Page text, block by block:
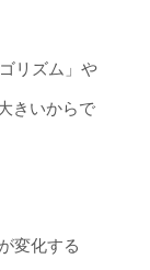
リズム」や
きいからで
変化する